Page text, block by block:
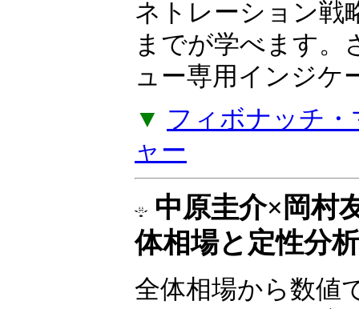
MACD、ストキャ
ネトレーション戦
までが学べます。
ュー専用インジケ
▼ フィボナッチ
ャー
中原圭介×岡
体相場と定性分